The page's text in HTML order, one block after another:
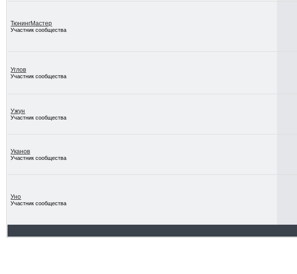
ТюнингМастер
Участник сообщества
Углов
Участник сообщества
Ужун
Участник сообщества
Уканов
Участник сообщества
Уно
Участник сообщества